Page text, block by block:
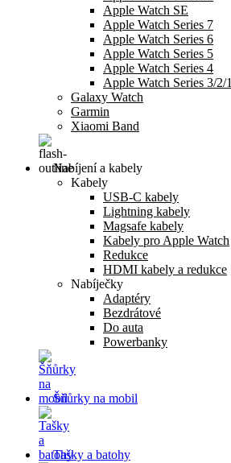
Apple Watch SE
Apple Watch Series 7
Apple Watch Series 6
Apple Watch Series 5
Apple Watch Series 4
Apple Watch Series 3/2/1
Galaxy Watch
Garmin
Xiaomi Band
Nabíjení a kabely
Kabely
USB-C kabely
Lightning kabely
Magsafe kabely
Kabely pro Apple Watch
Redukce
HDMI kabely a redukce
Nabíječky
Adaptéry
Bezdrátové
Do auta
Powerbanky
Šňůrky na mobil
Tašky a batohy